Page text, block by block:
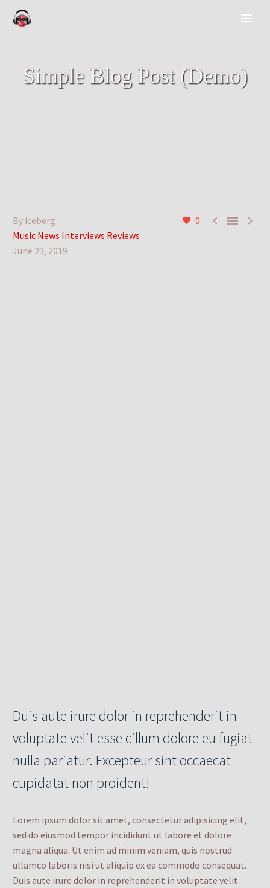
Simple Blog Post (Demo)
0   
By iceberg
Music News Interviews Reviews
June 23, 2019
Duis aute irure dolor in reprehenderit in
voluptate velit esse cillum dolore eu fugiat
nulla pariatur. Excepteur sint occaecat
cupidatat non proident!
Lorem ipsum dolor sit amet, consectetur adipisicing elit,
sed do eiusmod tempor incididunt ut labore et dolore
magna aliqua. Ut enim ad minim veniam, quis nostrud
ullamco laboris nisi ut aliquip ex ea commodo consequat.
Duis aute irure dolor in reprehenderit in voluptate velit